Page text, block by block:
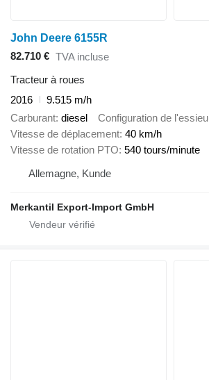
John Deere 6155R
82.710 € TVA incluse
Tracteur à roues
2016
9.515 m/h
Carburant diesel Configuration de l'essieu
Vitesse de déplacement 40 km/h
Vitesse de rotation PTO 540 tours/minute
Allemagne, Kunde
Merkantil Export-Import GmbH